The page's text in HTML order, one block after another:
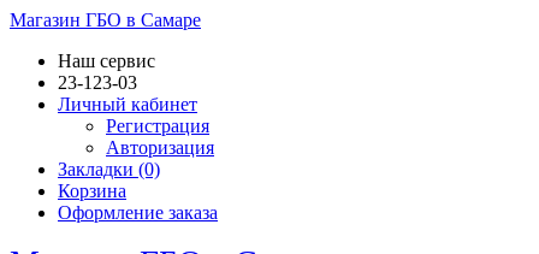
Магазин ГБО в Самаре
Наш сервис
23-123-03
Личный кабинет
Регистрация
Авторизация
Закладки (0)
Корзина
Оформление заказа